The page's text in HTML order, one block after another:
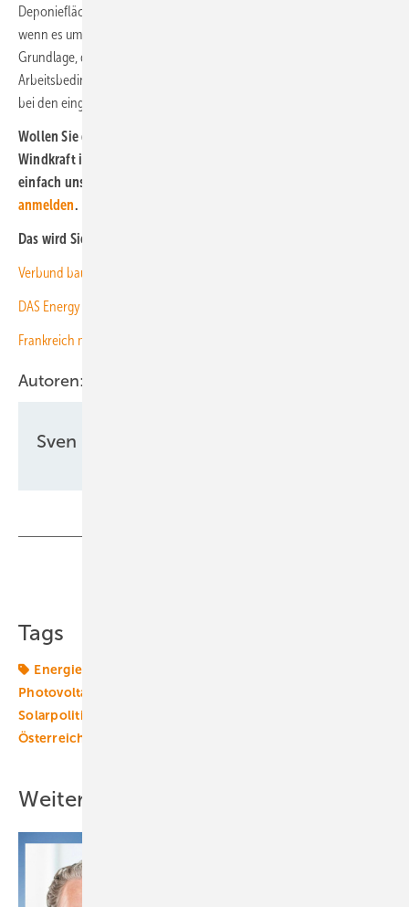
Deponieflächen und ehemalige Bergbaugebiete vorrangig gefördert,
wenn es um Solarparks geht. Zudem schafft die Regierung die
Grundlage, die Förderung an ökosoziale Kriterien wie faire
Arbeitsbedingungen oder regionale und europäische Wertschöpfung
bei den eingesetzten Komponenten zu knüpfen. (su)
Wollen Sie die Möglichkeiten für die Photovoltaik und die
Windkraft in Österreich im Blick behalten? Dann abonnieren Sie
einfach unseren kostenlosen Newlsletter!
anmelden.
Das wird Sie auch interessieren:
Verbund baut Großspeicher zur Netzstützung neben Wasserkraftwerk
DAS Energy befestigt Solarmodule an Windkraftanlage
Frankreich macht Vollbremsung bei der Photovoltaik
Autoren:
Sven Ullrich
Tags
Energiemarkt
Photovoltaik
Solarpolitik
Österreich
Weitere Inhalte